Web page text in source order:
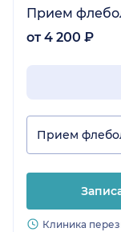
Прием
от 4 200 ₽
Прием
Клиника